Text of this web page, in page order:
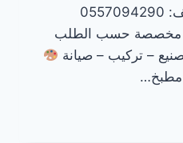
مطابخ متكامله رقم الهاتف: 0557094290
مخصصة حسب الطلب
مطبخ…